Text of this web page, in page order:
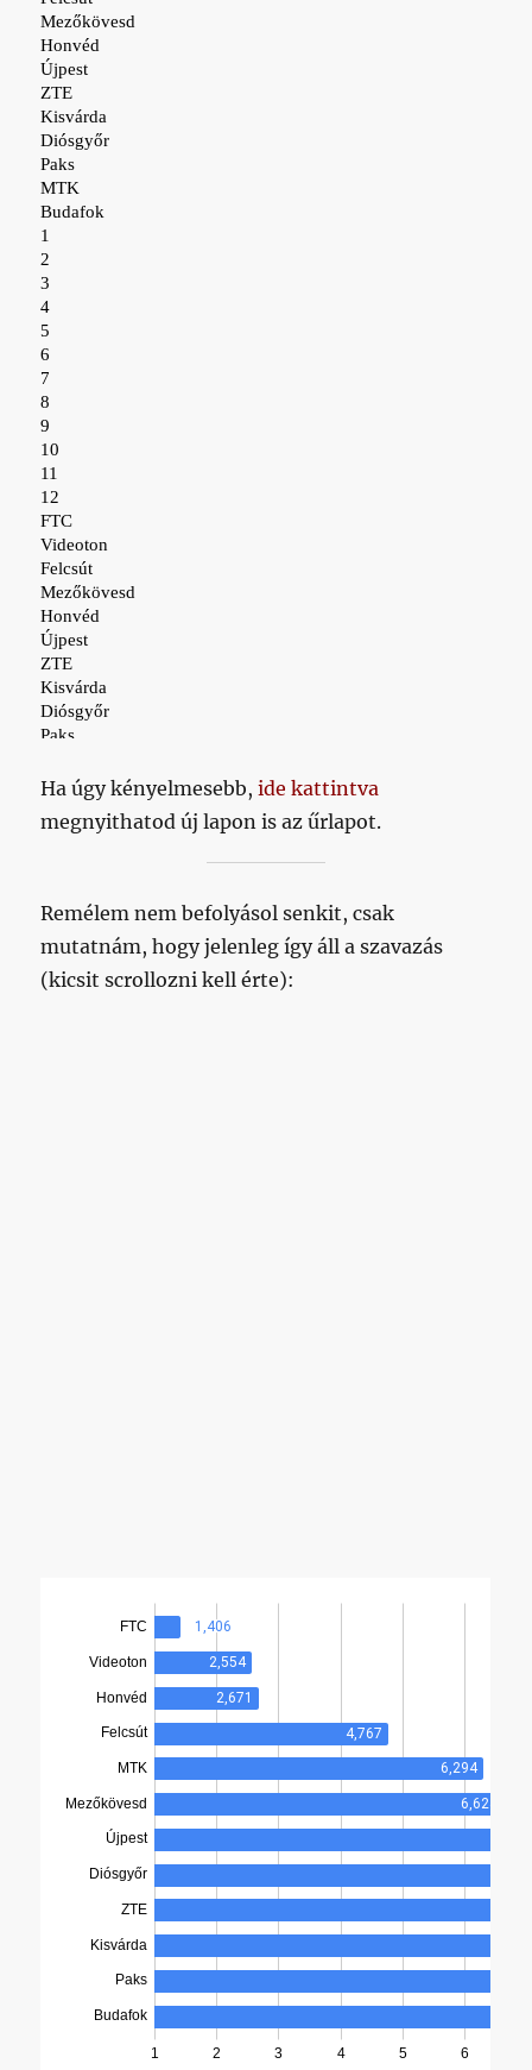
Ha úgy kényelmesebb,ide kattintva
megnyithatod új lapon is az űrlapot.
Remélem nem befolyásol senkit, csak
mutatnám, hogy jelenleg így áll a szavazás
(kicsit scrollozni kell érte):